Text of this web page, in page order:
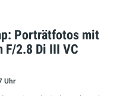
Porträtfotos mit
F/2.8 Di III VC
Uhr